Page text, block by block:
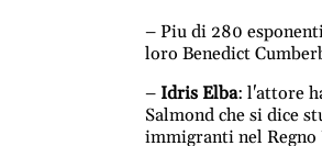
– Piu di 280
loro Benedict
– Idris Elba: l'attore
Salmond che si dice
immigranti nel Regno